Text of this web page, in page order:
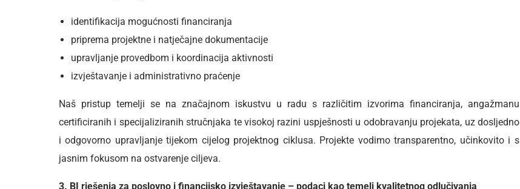
identifikacija mogućnosti financiranja
priprema projektne i natječajne dokumentacije
upravljanje provedbom i koordinacija aktivnosti
izvještavanje i administrativno praćenje
Naš pristup temelji se na značajnom iskustvu u radu s različitim izvorima financiranja, angažmanu
certificiranih i specijaliziranih stručnjaka te visokoj razini uspješnosti u odobravanju projekata, uz dosljedno
i odgovorno upravljanje tijekom cijelog projektnog ciklusa. Projekte vodimo transparentno, učinkovito i s
jasnim fokusom na ostvarenje ciljeva.
3. BI rješenja za poslovno i financijsko izvještavanje – podaci kao temelj kvalitetnog odlučivanja